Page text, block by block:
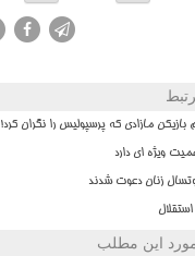
بازیکن مازادی که پرسپولیس را نگران کرد!
ویژه ای دارد
مورد این مطلب